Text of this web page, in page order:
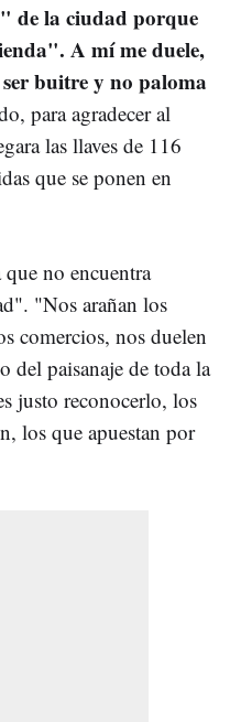
de la ciudad porque
A mí me duele,
buitre y no paloma
para agradecer al
las llaves de 116
que se ponen en
no encuentra
"Nos arañan los
comercios, nos duelen
del paisanaje de toda la
justo reconocerlo, los
los que apuestan por